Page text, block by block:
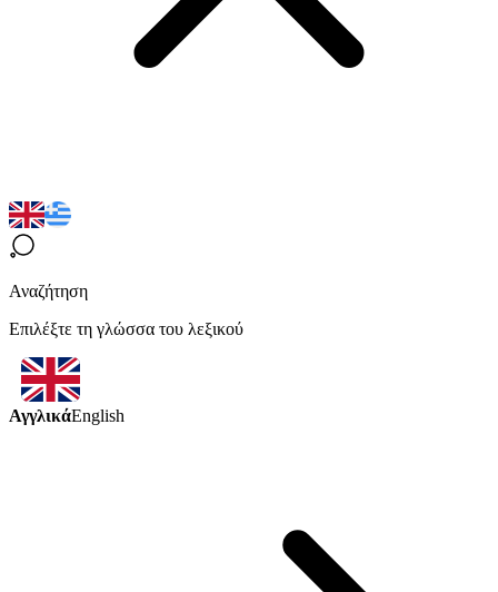
Αναζήτηση
Επιλέξτε τη γλώσσα του λεξικού
ΑγγλικάEnglish